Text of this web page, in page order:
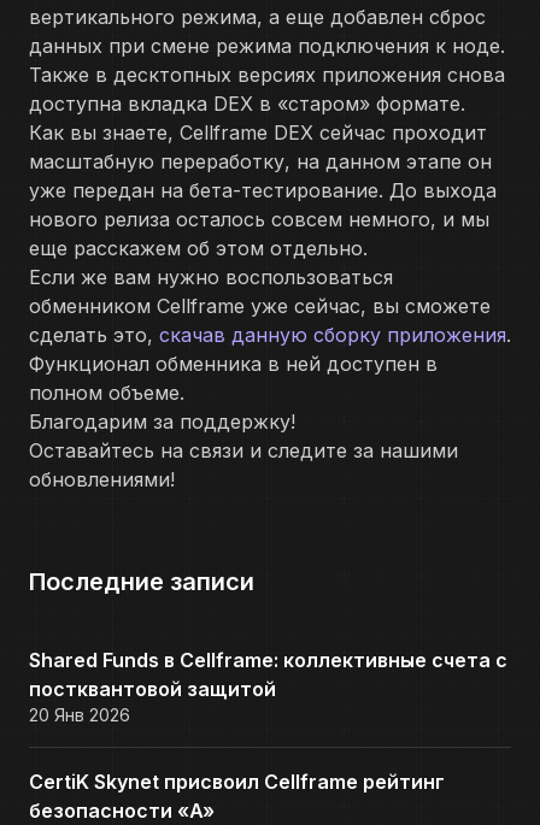
вертикального режима, а еще добавлен сброс
данных при смене режима подключения к ноде.
Также в десктопных версиях приложения снова
доступна вкладка DEX в «старом» формате.
Как вы знаете, Cellframe DEX сейчас проходит
масштабную переработку, на данном этапе он
уже передан на бета-тестирование. До выхода
нового релиза осталось совсем немного, и мы
еще расскажем об этом отдельно.
Если же вам нужно воспользоваться
обменником Cellframe уже сейчас, вы сможете
сделать это, скачав данную сборку приложения.
Функционал обменника в ней доступен в
полном объеме.
Благодарим за поддержку!
Оставайтесь на связи и следите за нашими
обновлениями!
Последние записи
Shared Funds в Cellframe: коллективные счета с
постквантовой защитой
20 Янв 2026
CertiK Skynet присвоил Cellframe рейтинг
безопасности «A»